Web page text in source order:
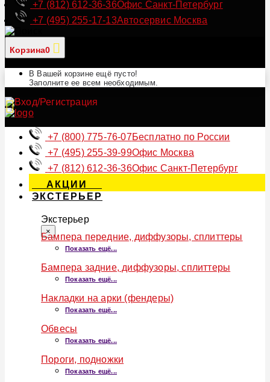
+7 (812) 612-36-36Офис Санкт-Петербург
+7 (495) 255-17-13Автосервис Москва
Корзина0
В Вашей корзине ещё пусто!
Заполните ее всем необходимым.
+7 (800) 775-76-07Бесплатно по России
+7 (495) 255-39-99Офис Москва
+7 (812) 612-36-36Офис Санкт-Петербург
АКЦИИ
ЭКСТЕРЬЕР
Экстерьер
×
Бампера передние, диффузоры, сплиттеры
Показать ещё...
Бампера задние, диффузоры, сплиттеры
Показать ещё...
Накладки на арки (фендеры)
Показать ещё...
Обвесы
Показать ещё...
Пороги, подножки
Показать ещё...